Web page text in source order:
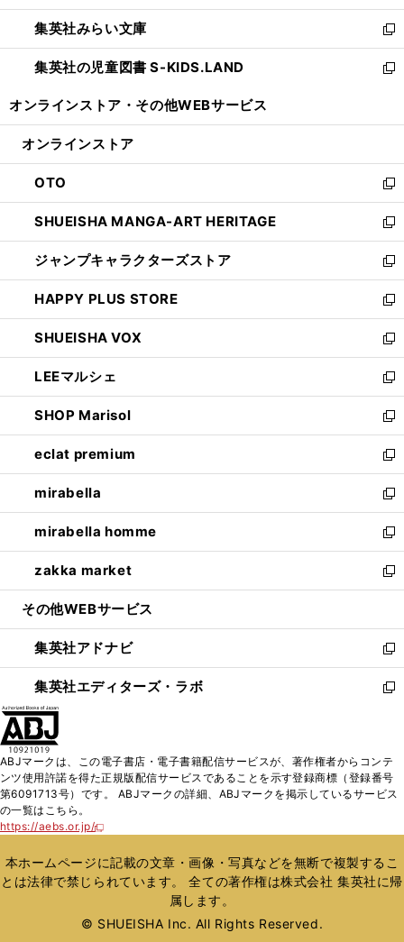
開
く
ウ
で
開
く
ン
ド
ウ
で
ウ
ィ
ン
ド
開
集英社みらい文庫
新
し
い
ン
ウ
で
開
く
集英社の児童図書 S-KIDS.LAND
新
ウ
ン
ド
ウ
で
開
く
オンラインストア・ その他WEBサービス
オンラインストア
OTO
新
し
い
ウ
ィ
ン
ド
ウ
で
開
く
SHUEISHA MANGA-ART HERITAGE
新
し
い
ウ
ィ
ン
ド
ウ
で
開
く
ジャンプキャラクターズストア
新
し
い
ウ
ィ
ン
ド
ウ
で
開
く
HAPPY PLUS STORE
新
し
い
ウ
ィ
ン
ド
ウ
で
開
く
SHUEISHA VOX
新
し
い
ウ
ィ
ン
ド
ウ
で
開
く
LEEマルシェ
新
し
い
ウ
ィ
ン
ド
ウ
で
開
く
SHOP Marisol
新
し
い
ウ
ィ
ン
ド
ウ
で
開
eclat premium
新
し
い
ウ
ィ
ン
ド
ウ
開
く
mirabella
新
し
い
ウ
ィ
ン
ウ
で
開
く
mirabella homme
新
し
い
ウ
ン
ド
ウ
で
zakka market
新
し
ウ
ィ
ン
ド
く
その他WEBサービス
集英社アドナビ
新
し
い
ド
ウ
で
集英社エディターズ・ラボ
新
ィ
ン
開
く
ABJマークは、この電子書店・電子書籍配信サービスが、著作権者からコンテ
ンツ使用許諾を得た正規版配信サービスであることを示す登録商標（登録番号
第6091713号）です。 ABJマークの詳細、ABJマークを掲示しているサービス
の一覧はこちら。
https://aebs.or.jp/
新
い
ウ
ィ
ウ
本ホームページに記載の文章・画像・写真などを無断で複製するこ
とは法律で禁じられています。 全ての著作権は株式会社 集英社に帰
属します。
© SHUEISHA Inc. All Rights Reserved.